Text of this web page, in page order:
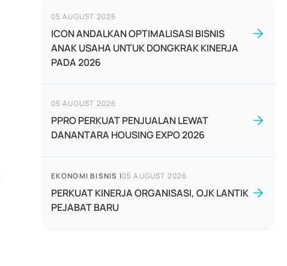
05 AUGUST 2026
ICON ANDALKAN OPTIMALISASI BISNIS
ANAK USAHA UNTUK DONGKRAK KINERJA
PADA 2026
05 AUGUST 2026
PPRO PERKUAT PENJUALAN LEWAT
DANANTARA HOUSING EXPO 2026
EKONOMI BISNIS |05 AUGUST 2026
PERKUAT KINERJA ORGANISASI, OJK LANTIK
PEJABAT BARU